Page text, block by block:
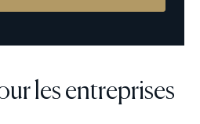
les entreprises